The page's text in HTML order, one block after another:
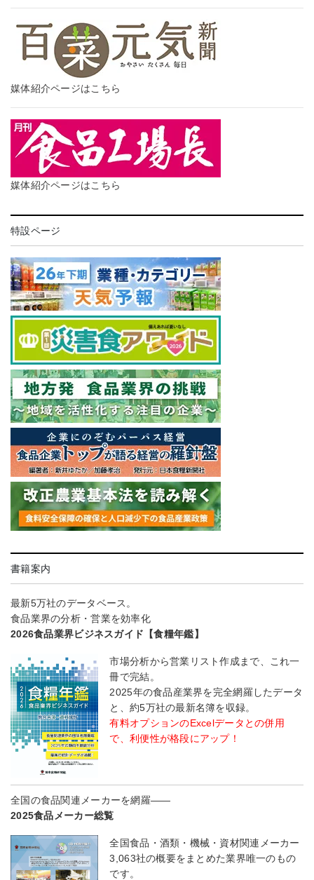
媒体紹介ページはこちら
媒体紹介ページはこちら
特設ページ
書籍案内
最新5万社のデータベース。
食品業界の分析・営業を効率化
2026食品業界ビジネスガイド【食糧年鑑】
市場分析から営業リスト作成まで、これ一
冊で完結。
2025年の食品産業界を完全網羅したデータ
と、約5万社の最新名簿を収録。
有料オプションのExcelデータとの併用
で、利便性が格段にアップ！
全国の食品関連メーカーを網羅――
2025食品メーカー総覧
全国食品・酒類・機械・資材関連メーカー
3,063社の概要をまとめた業界唯一のもの
です。